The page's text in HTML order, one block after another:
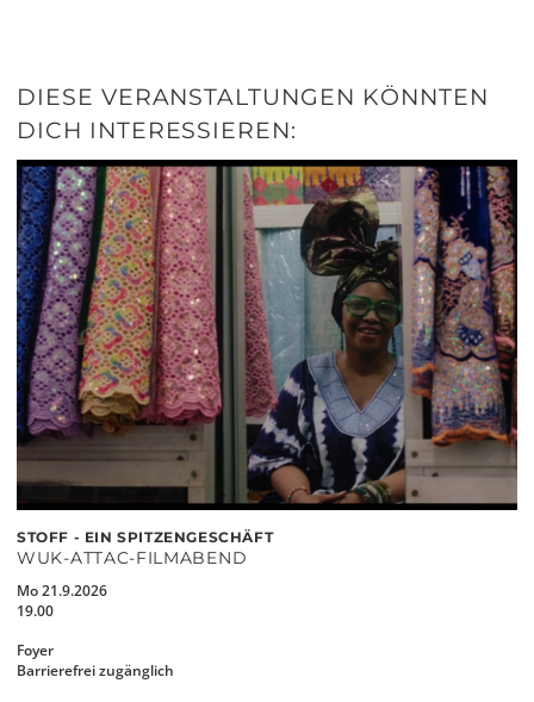
DIESE VERANSTALTUNGEN KÖNNTEN
DICH INTERESSIEREN:
STOFF - EIN SPITZENGESCHÄFT
WUK-ATTAC-FILMABEND
Mo 21.9.2026
19.00
Foyer
Barrierefrei zugänglich